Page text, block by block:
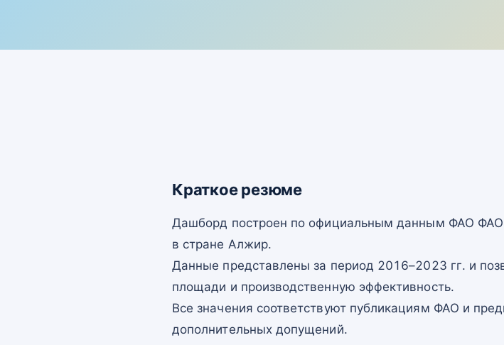
Краткое резюме
Дашборд построен по официальным данным ФАО
в стране Алжир.
Данные представлены за период 2016–2023 гг. и
площади и производственную эффективность.
Все значения соответствуют публикациям ФАО и
дополнительных допущений.